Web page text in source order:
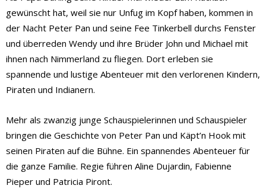
gewünscht hat, weil sie nur Unfug im Kopf haben, kommen in
der Nacht Peter Pan und seine Fee Tinkerbell durchs Fenster
und überreden Wendy und ihre Brüder John und Michael mit
ihnen nach Nimmerland zu fliegen. Dort erleben sie
spannende und lustige Abenteuer mit den verlorenen Kindern,
Piraten und Indianern.
Mehr als zwanzig junge Schauspielerinnen und Schauspieler
bringen die Geschichte von Peter Pan und Käpt’n Hook mit
seinen Piraten auf die Bühne. Ein spannendes Abenteuer für
die ganze Familie. Regie führen Aline Dujardin, Fabienne
Pieper und Patricia Piront.